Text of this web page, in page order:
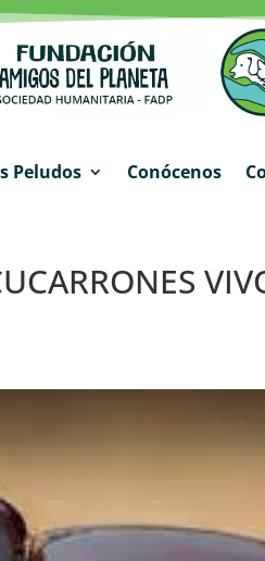
Peludos Conócenos